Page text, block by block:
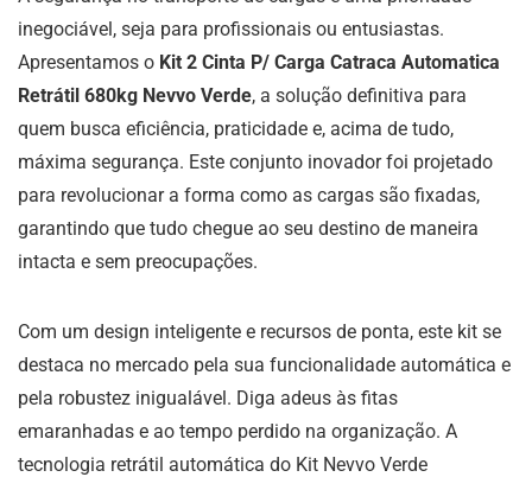
inegociável, seja para profissionais ou entusiastas.
Apresentamos o Kit 2 Cinta P/ Carga Catraca Automatica
Retrátil 680kg Nevvo Verde, a solução definitiva para
quem busca eficiência, praticidade e, acima de tudo,
máxima segurança. Este conjunto inovador foi projetado
para revolucionar a forma como as cargas são fixadas,
garantindo que tudo chegue ao seu destino de maneira
intacta e sem preocupações.
Com um design inteligente e recursos de ponta, este kit se
destaca no mercado pela sua funcionalidade automática e
pela robustez inigualável. Diga adeus às fitas
emaranhadas e ao tempo perdido na organização. A
tecnologia retrátil automática do Kit Nevvo Verde